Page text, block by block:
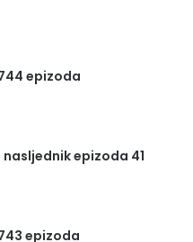
epizoda
epizoda 41
epizoda